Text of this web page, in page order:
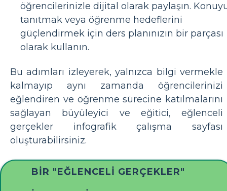
öğrencilerinizle dijital olarak paylaşın.
tanıtmak veya öğrenme hedeflerini
güçlendirmek için ders planınızın bir parçası
olarak kullanın.
Bu adımları izleyerek, yalnızca bilgi vermekle
kalmayıp aynı zamanda öğrencilerinizi
eğlendiren ve öğrenme sürecine katılmalarını
sağlayan büyüleyici ve eğitici, eğlenceli
gerçekler infografik çalışma sayfası
oluşturabilirsiniz.
BIR "EĞLENCELI GERÇEKLER"